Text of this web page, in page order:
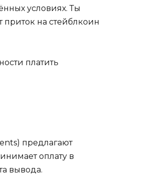
условиях. Ты
приток на стейблкоин
платить
предлагают
оплату в
вывода.